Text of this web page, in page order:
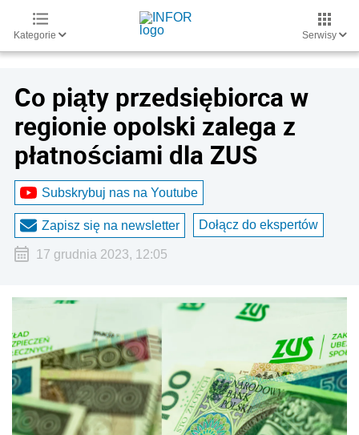
Kategorie Serwisy
Co piąty przedsiębiorca w
regionie opolski zalega z
płatnościami dla ZUS
Subskrybuj nas na Youtube
Zapisz się na newsletter Dołącz do ekspertów
17 grudnia 2023, 12:05